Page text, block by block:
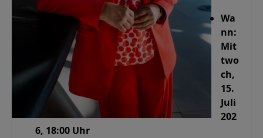
Wa
nn:
Mit
two
ch,
15.
Juli
202
6, 18:00 Uhr